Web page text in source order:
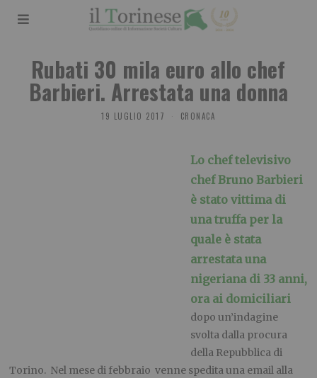
Rubati 30 mila euro allo chef
Barbieri. Arrestata una donna
19 LUGLIO 2017 CRONACA
Lo chef televisivo
chef Bruno Barbieri
è stato vittima di
una truffa per la
quale è stata
arrestata una
nigeriana di 33 anni,
ora ai domiciliari
dopo un’indagine
svolta dalla procura
della Repubblica di
Torino. Nel mese di febbraio venne spedita una email alla